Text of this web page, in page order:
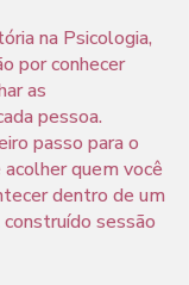
na Psicologia,
por conhecer
as
pessoa.
passo para o
quem você
dentro de um
sessão